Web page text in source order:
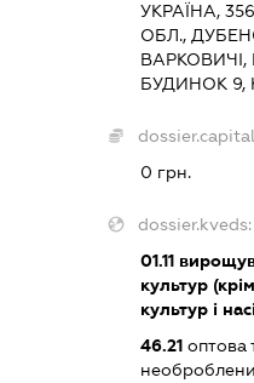
УКРАЇНА,
ОБЛ.,
БУДИНОК 9,
0 грн.
dossier.kveds:
01.11
культур
культур і
46.21оптова